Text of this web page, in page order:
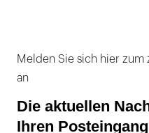
Melden Sie sich hier zum
an
Die aktuellen
Ihren Posteingang